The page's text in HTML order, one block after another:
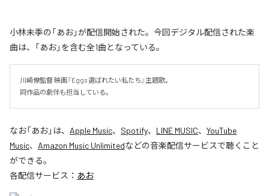
小林未季の「あお」が配信開始された。今回デジタル配信された楽
曲は、「あお」を含む全1曲となっている。
川崎僚監督 映画『Eggs 選ばれたい私たち』主題歌。
同作品の劇伴も担当している。
なお「あお」は、 Apple Music、 Spotify、 LINE MUSIC、 YouTube
Music、 Amazon Music Unlimitedなどの音楽配信サービスで聴くこと
ができる。
各配信サービス： あお